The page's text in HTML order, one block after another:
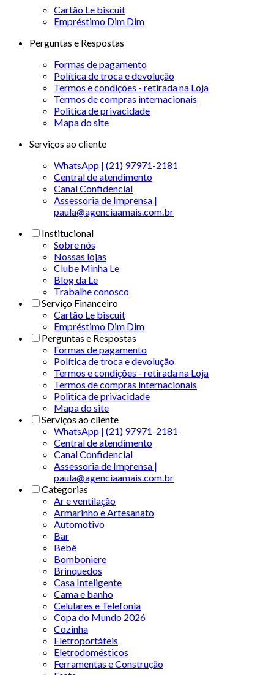
Cartão Le biscuit
Empréstimo Dim Dim
Perguntas e Respostas
Formas de pagamento
Política de troca e devolução
Termos e condições - retirada na Loja
Termos de compras internacionais
Politica de privacidade
Mapa do site
Serviços ao cliente
WhatsApp | (21) 97971-2181
Central de atendimento
Canal Confidencial
Assessoria de Imprensa |
paula@agenciaamais.com.br
Institucional
Sobre nós
Nossas lojas
Clube Minha Le
Blog da Le
Trabalhe conosco
Serviço Financeiro
Cartão Le biscuit
Empréstimo Dim Dim
Perguntas e Respostas
Formas de pagamento
Política de troca e devolução
Termos e condições - retirada na Loja
Termos de compras internacionais
Politica de privacidade
Mapa do site
Serviços ao cliente
WhatsApp | (21) 97971-2181
Central de atendimento
Canal Confidencial
Assessoria de Imprensa |
paula@agenciaamais.com.br
Categorias
Ar e ventilação
Armarinho e Artesanato
Automotivo
Bar
Bebê
Bomboniere
Brinquedos
Casa Inteligente
Cama e banho
Celulares e Telefonia
Copa do Mundo 2026
Cozinha
Eletroportáteis
Eletrodomésticos
Ferramentas e Construção